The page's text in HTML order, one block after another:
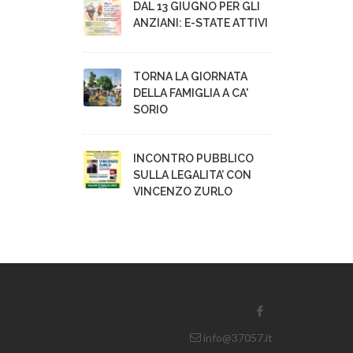
DAL 13 GIUGNO PER GLI
ANZIANI: E-STATE ATTIVI
TORNA LA GIORNATA
DELLA FAMIGLIA A CA'
SORIO
INCONTRO PUBBLICO
SULLA LEGALITA’ CON
VINCENZO ZURLO
info@37057.it